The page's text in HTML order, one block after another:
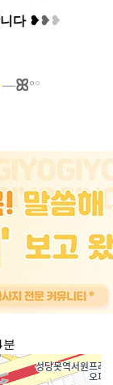
다 ❥❥❥
┈ꕤ°°